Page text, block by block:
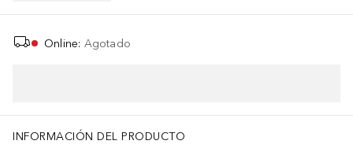
Online: Agotado
INFORMACIÓN DEL PRODUCTO